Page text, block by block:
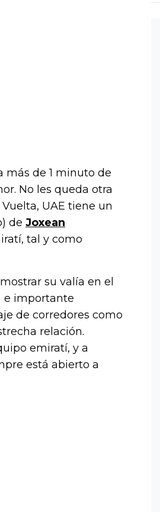
más de 1 minuto de
No les queda otra
UAE tiene un
de Joxean
tal y como
su valía en el
e importante
de corredores como
relación.
emiratí, y a
está abierto a